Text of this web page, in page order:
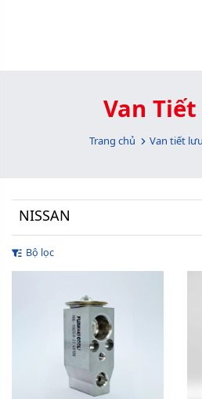
Van
Trang chủ Van tiết lưu
NISSAN
Bộ lọc